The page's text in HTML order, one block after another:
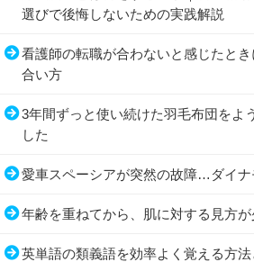
選びで後悔しないための実践解説
看護師の転職が合わないと感じたと
合い方
3年間ずっと使い続けた羽毛布団をよ
した
愛車スペーシアが突然の故障…ダイナ
年齢を重ねてから、肌に対する見方
英単語の類義語を効率よく覚える方